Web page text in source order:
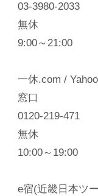
03-3980-2033
無休
9:00～21:00
一休.com /
窓口
0120-219-471
無休
10:00～19:00
e宿(近畿日本ツ